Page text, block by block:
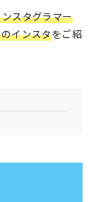
スタグラマー
インスタをご紹